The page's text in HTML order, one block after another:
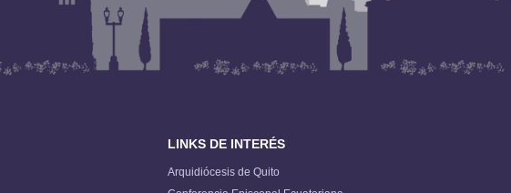
LINKS DE INTERÉS
Arquidiócesis de Quito